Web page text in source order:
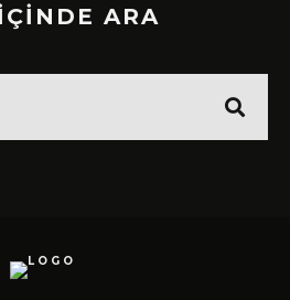
ARA